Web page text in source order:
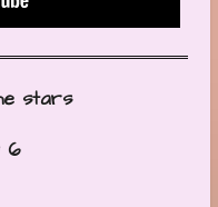
stars
6